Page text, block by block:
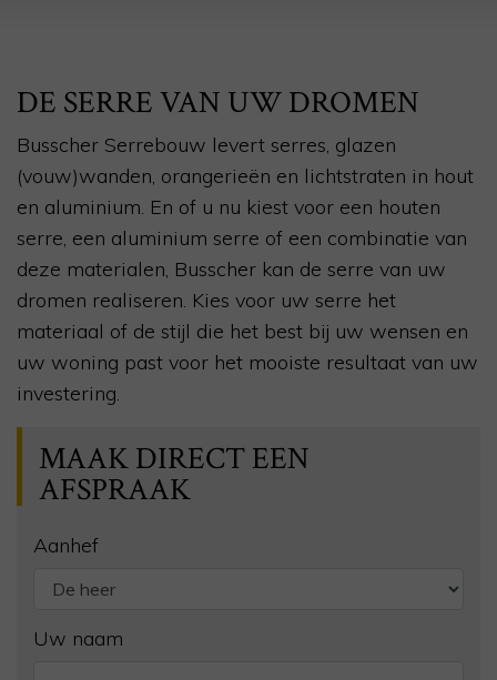
DE SERRE VAN UW DROMEN
Busscher Serrebouw levert serres, glazen
(vouw)wanden, orangerieën en lichtstraten in hout
en aluminium. En of u nu kiest voor een houten
serre, een aluminium serre of een combinatie van
deze materialen, Busscher kan de serre van uw
dromen realiseren. Kies voor uw serre het
materiaal of de stijl die het best bij uw wensen en
uw woning past voor het mooiste resultaat van uw
investering.
MAAK DIRECT EEN
AFSPRAAK
Aanhef
Uw naam